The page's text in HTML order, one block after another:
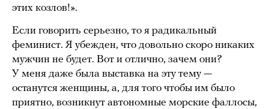
этих козлов!».
Если говорить серьезно, то я радикальный
феминист. Я убежден, что довольно скоро никаких
мужчин не будет. Вот и отлично, зачем они?
У меня даже была выставка на эту тему —
останутся женщины, а, для того чтобы им было
приятно, возникнут автономные морские фаллосы,